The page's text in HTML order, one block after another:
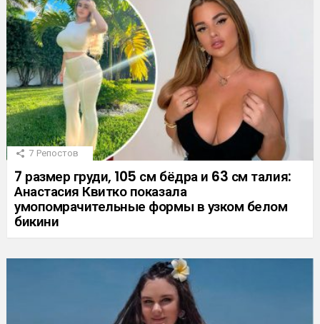
7 Репостов
7 размер груди, 105 см бёдра и 63 см талия:
Анастасия Квитко показала
умопомрачительные формы в узком белом
бикини